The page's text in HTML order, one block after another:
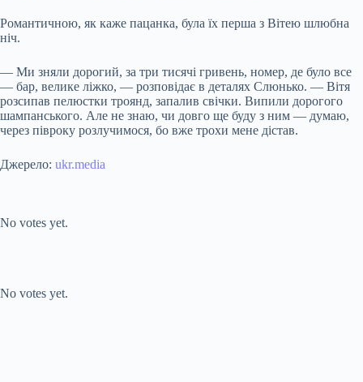
Романтичною, як каже пацанка, була їх перша з Вітею шлюбна
ніч.
— Ми зняли дорогий, за три тисячі гривень, номер, де було все
— бар, велике ліжко, — розповідає в деталях Слюнько. — Вітя
розсипав пелюстки троянд, запалив свічки. Випили дорогого
шампанського. Але не знаю, чи довго ще буду з ним — думаю,
через півроку розлучимося, бо вже трохи мене дістав.
Джерело: ukr.media
No votes yet.
No votes yet.